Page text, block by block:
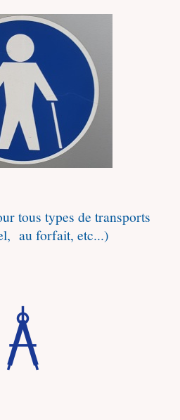
tous types de transports
au forfait, etc...)